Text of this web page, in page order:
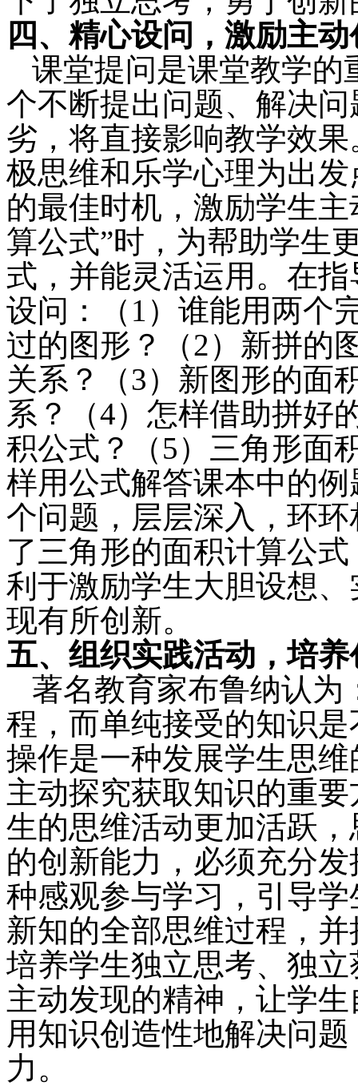
四、精心设问，激励主动
课堂提问是课堂教学的
个不断提出问题、解决
劣，将直接影响教学效
极思维和乐学心理为出
的最佳时机，激励学生
算公式”时，为帮助学生
式，并能灵活运用。在
设问：（ 1 ）谁能用两个
过的图形？（2）新拼的
关系？（3）新图形的面
系？（4）怎样借助拼好
积公式？（5）三角形面
样用公式解答课本中的
个问题，层层深入，环
了三角形的面积计算公
利于激励学生大胆设想
现有所创新。
五、组织实践活动，培
著名教育家布鲁纳认为
程，而单纯接受的知识
操作是一种发展学生思
主动探究获取知识的重
生的思维活动更加活跃
的创新能力，必须充分
种感观参与学习，引导
新知的全部思维过程，
培养学生独立思考、独
主动发现的精神，让学
用知识创造性地解决问
力。